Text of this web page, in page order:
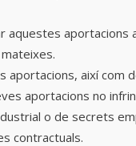
aquestes
així com
aportacions no
o de secrets
contractuals.